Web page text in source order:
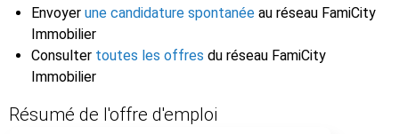
Envoyer une candidature spontanée au réseau FamiCity
Immobilier
Consulter toutes les offres du réseau FamiCity
Immobilier
Résumé de l'offre d'emploi